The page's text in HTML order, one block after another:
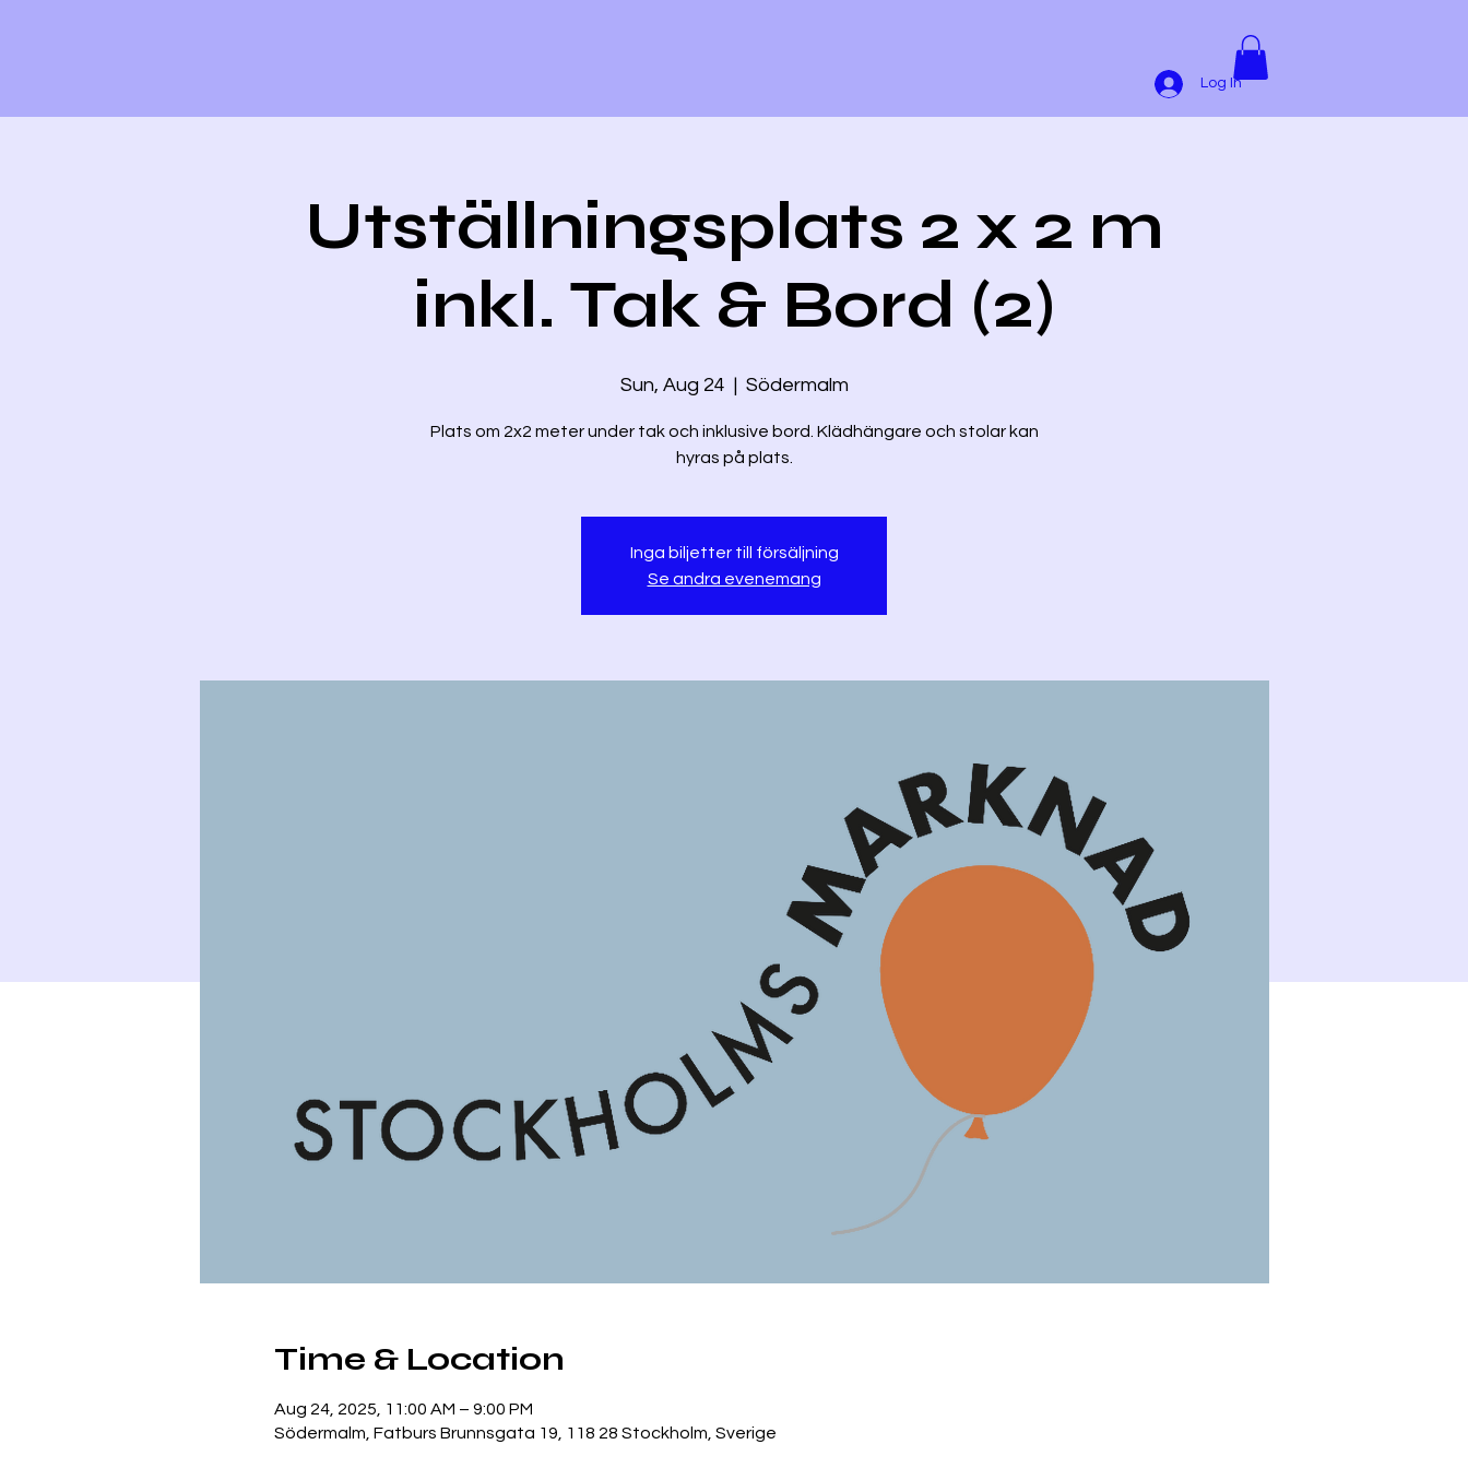
Log In
Utställningsplats 2 x 2 m
inkl. Tak & Bord (2)
Sun, Aug 24
  |
Södermalm
Plats om 2x2 meter under tak och inklusive bord. Klädhängare och stolar kan
hyras på plats.
Inga biljetter till försäljning
Se andra evenemang
Time & Location
Aug 24, 2025, 11:00 AM – 9:00 PM
Södermalm, Fatburs Brunnsgata 19, 118 28 Stockholm, Sverige